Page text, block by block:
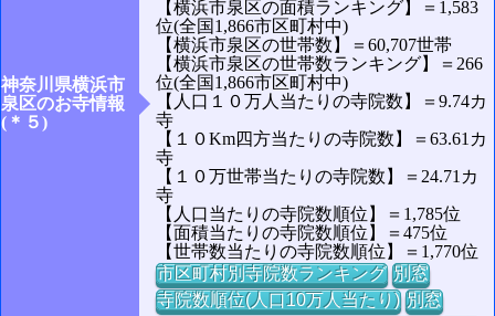
神奈川県横浜市
泉区のお寺情報
(＊５)
【横浜市泉区の面積ランキング】＝1,583
位(全国1,866市区町村中)
【横浜市泉区の世帯数】＝60,707世帯
【横浜市泉区の世帯数ランキング】＝266
位(全国1,866市区町村中)
【人口１０万人当たりの寺院数】＝9.74カ
寺
【１０Km四方当たりの寺院数】＝63.61カ
寺
【１０万世帯当たりの寺院数】＝24.71カ
寺
【人口当たりの寺院数順位】＝1,785位
【面積当たりの寺院数順位】＝475位
【世帯数当たりの寺院数順位】＝1,770位
市区町村別寺院数ランキング 別窓
寺院数順位(人口10万人当たり) 別窓